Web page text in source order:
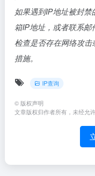
如果遇到IP地址被封
箱IP地址，或者联系邮
检查是否存在网络攻
措施。
IP查询
© 版权声明
文章版权归作者所有，未经允许